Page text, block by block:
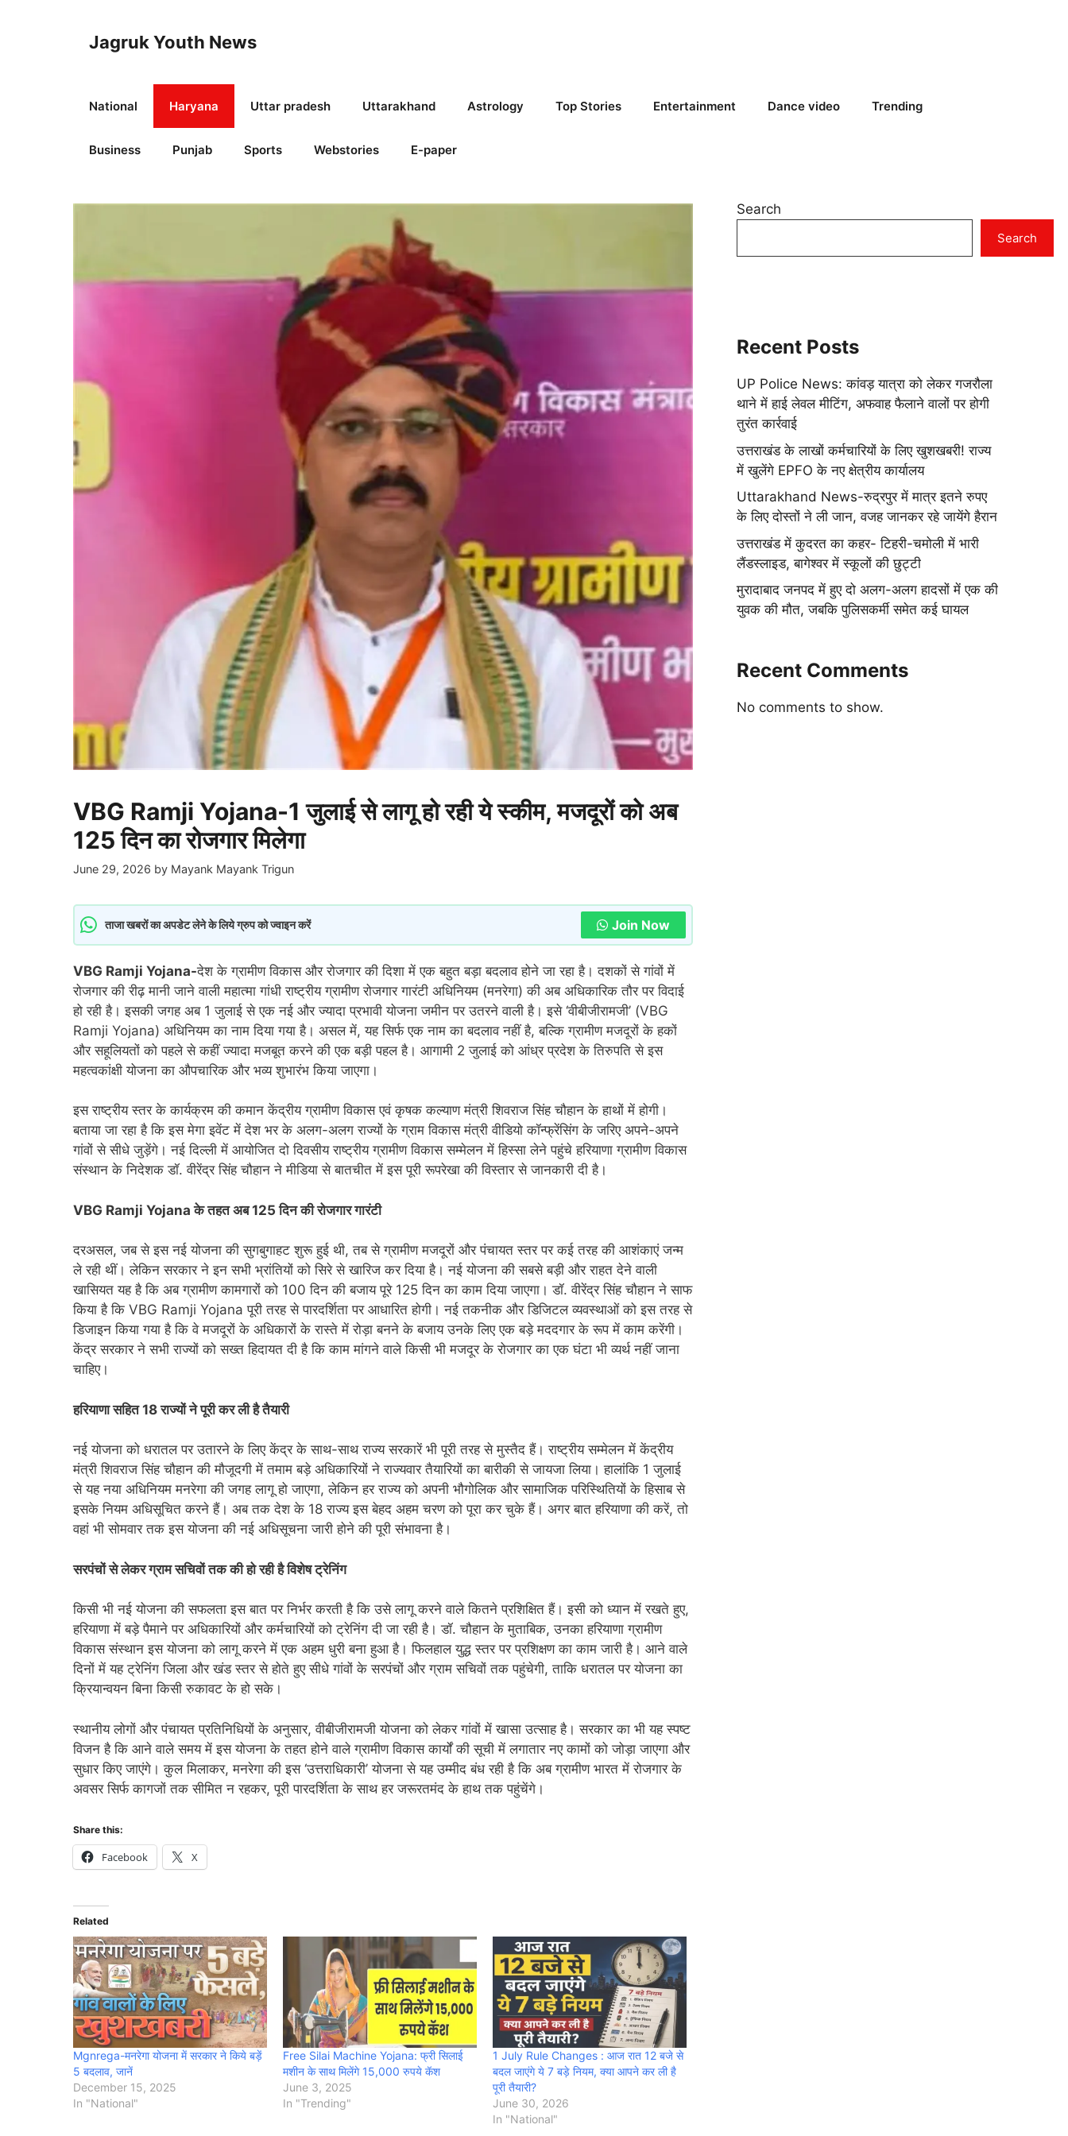
Jagruk Youth News
National Haryana Uttar pradesh Uttarakhand Astrology Top Stories Entertainment Dance video Trending
Business Punjab Sports Webstories E-paper
VBG Ramji Yojana-1 जुलाई से लागू हो रही ये स्कीम, मजदूरों को अब
125 दिन का रोजगार मिलेगा
June 29, 2026 by Mayank Mayank Trigun
ताजा खबरों का अपडेट लेने के लिये ग्रुप को ज्वाइन करें Join Now
VBG Ramji Yojana-देश के ग्रामीण विकास और रोजगार की दिशा में एक बहुत बड़ा बदलाव होने जा रहा है। दशकों से गांवों में
रोजगार की रीढ़ मानी जाने वाली महात्मा गांधी राष्ट्रीय ग्रामीण रोजगार गारंटी अधिनियम (मनरेगा) की अब अधिकारिक तौर पर विदाई
हो रही है। इसकी जगह अब 1 जुलाई से एक नई और ज्यादा प्रभावी योजना जमीन पर उतरने वाली है। इसे ‘वीबीजीरामजी’ (VBG
Ramji Yojana) अधिनियम का नाम दिया गया है। असल में, यह सिर्फ एक नाम का बदलाव नहीं है, बल्कि ग्रामीण मजदूरों के हकों
और सहूलियतों को पहले से कहीं ज्यादा मजबूत करने की एक बड़ी पहल है। आगामी 2 जुलाई को आंध्र प्रदेश के तिरुपति से इस
महत्वकांक्षी योजना का औपचारिक और भव्य शुभारंभ किया जाएगा।
इस राष्ट्रीय स्तर के कार्यक्रम की कमान केंद्रीय ग्रामीण विकास एवं कृषक कल्याण मंत्री शिवराज सिंह चौहान के हाथों में होगी।
बताया जा रहा है कि इस मेगा इवेंट में देश भर के अलग-अलग राज्यों के ग्राम विकास मंत्री वीडियो कॉन्फ्रेंसिंग के जरिए अपने-अपने
गांवों से सीधे जुड़ेंगे। नई दिल्ली में आयोजित दो दिवसीय राष्ट्रीय ग्रामीण विकास सम्मेलन में हिस्सा लेने पहुंचे हरियाणा ग्रामीण विकास
संस्थान के निदेशक डॉ. वीरेंद्र सिंह चौहान ने मीडिया से बातचीत में इस पूरी रूपरेखा की विस्तार से जानकारी दी है।
VBG Ramji Yojana के तहत अब 125 दिन की रोजगार गारंटी
दरअसल, जब से इस नई योजना की सुगबुगाहट शुरू हुई थी, तब से ग्रामीण मजदूरों और पंचायत स्तर पर कई तरह की आशंकाएं जन्म
ले रही थीं। लेकिन सरकार ने इन सभी भ्रांतियों को सिरे से खारिज कर दिया है। नई योजना की सबसे बड़ी और राहत देने वाली
खासियत यह है कि अब ग्रामीण कामगारों को 100 दिन की बजाय पूरे 125 दिन का काम दिया जाएगा। डॉ. वीरेंद्र सिंह चौहान ने साफ
किया है कि VBG Ramji Yojana पूरी तरह से पारदर्शिता पर आधारित होगी। नई तकनीक और डिजिटल व्यवस्थाओं को इस तरह से
डिजाइन किया गया है कि वे मजदूरों के अधिकारों के रास्ते में रोड़ा बनने के बजाय उनके लिए एक बड़े मददगार के रूप में काम करेंगी।
केंद्र सरकार ने सभी राज्यों को सख्त हिदायत दी है कि काम मांगने वाले किसी भी मजदूर के रोजगार का एक घंटा भी व्यर्थ नहीं जाना
चाहिए।
हरियाणा सहित 18 राज्यों ने पूरी कर ली है तैयारी
नई योजना को धरातल पर उतारने के लिए केंद्र के साथ-साथ राज्य सरकारें भी पूरी तरह से मुस्तैद हैं। राष्ट्रीय सम्मेलन में केंद्रीय
मंत्री शिवराज सिंह चौहान की मौजूदगी में तमाम बड़े अधिकारियों ने राज्यवार तैयारियों का बारीकी से जायजा लिया। हालांकि 1 जुलाई
से यह नया अधिनियम मनरेगा की जगह लागू हो जाएगा, लेकिन हर राज्य को अपनी भौगोलिक और सामाजिक परिस्थितियों के हिसाब से
इसके नियम अधिसूचित करने हैं। अब तक देश के 18 राज्य इस बेहद अहम चरण को पूरा कर चुके हैं। अगर बात हरियाणा की करें, तो
वहां भी सोमवार तक इस योजना की नई अधिसूचना जारी होने की पूरी संभावना है।
सरपंचों से लेकर ग्राम सचिवों तक की हो रही है विशेष ट्रेनिंग
किसी भी नई योजना की सफलता इस बात पर निर्भर करती है कि उसे लागू करने वाले कितने प्रशिक्षित हैं। इसी को ध्यान में रखते हुए,
हरियाणा में बड़े पैमाने पर अधिकारियों और कर्मचारियों को ट्रेनिंग दी जा रही है। डॉ. चौहान के मुताबिक, उनका हरियाणा ग्रामीण
विकास संस्थान इस योजना को लागू करने में एक अहम धुरी बना हुआ है। फिलहाल युद्ध स्तर पर प्रशिक्षण का काम जारी है। आने वाले
दिनों में यह ट्रेनिंग जिला और खंड स्तर से होते हुए सीधे गांवों के सरपंचों और ग्राम सचिवों तक पहुंचेगी, ताकि धरातल पर योजना का
क्रियान्वयन बिना किसी रुकावट के हो सके।
स्थानीय लोगों और पंचायत प्रतिनिधियों के अनुसार, वीबीजीरामजी योजना को लेकर गांवों में खासा उत्साह है। सरकार का भी यह स्पष्ट
विजन है कि आने वाले समय में इस योजना के तहत होने वाले ग्रामीण विकास कार्यों की सूची में लगातार नए कामों को जोड़ा जाएगा और
सुधार किए जाएंगे। कुल मिलाकर, मनरेगा की इस ‘उत्तराधिकारी’ योजना से यह उम्मीद बंध रही है कि अब ग्रामीण भारत में रोजगार के
अवसर सिर्फ कागजों तक सीमित न रहकर, पूरी पारदर्शिता के साथ हर जरूरतमंद के हाथ तक पहुंचेंगे।
Share this:
Facebook X
Related
Mgnrega-मनरेगा योजना में सरकार ने किये बड़ें
5 बदलाव, जानें
December 15, 2025
In "National"
Free Silai Machine Yojana: फ्री सिलाई
मशीन के साथ मिलेंगे 15,000 रुपये कॅश
June 3, 2025
In "Trending"
1 July Rule Changes : आज रात 12 बजे से
बदल जाएंगे ये 7 बड़े नियम, क्या आपने कर ली है
पूरी तैयारी?
June 30, 2026
In "National"
Search
Search
Recent Posts
UP Police News: कांवड़ यात्रा को लेकर गजरौला
थाने में हाई लेवल मीटिंग, अफवाह फैलाने वालों पर होगी
तुरंत कार्रवाई
उत्तराखंड के लाखों कर्मचारियों के लिए खुशखबरी! राज्य
में खुलेंगे EPFO के नए क्षेत्रीय कार्यालय
Uttarakhand News-रुद्रपुर में मात्र इतने रुपए
के लिए दोस्तों ने ली जान, वजह जानकर रहे जायेंगे हैरान
उत्तराखंड में कुदरत का कहर- टिहरी-चमोली में भारी
लैंडस्लाइड, बागेश्वर में स्कूलों की छुट्टी
मुरादाबाद जनपद में हुए दो अलग-अलग हादसों में एक की
युवक की मौत, जबकि पुलिसकर्मी समेत कई घायल
Recent Comments
No comments to show.